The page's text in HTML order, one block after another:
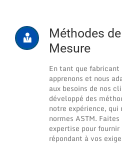
Méthodes
Mesure
En tant que fabricant
apprenons et nous
aux besoins de nos
développé des
notre expérience,
normes ASTM.
expertise pour
répondant à vos